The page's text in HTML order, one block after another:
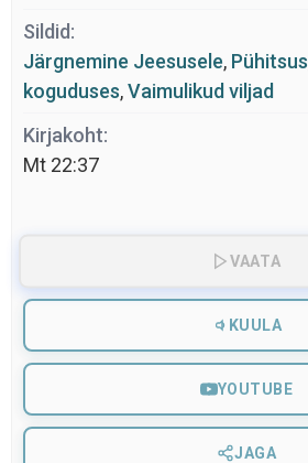
Sildid:
Järgnemine Jeesusele, Pühitsus
koguduses,Vaimulikud viljad
Kirjakoht:
Mt 22:37
VAATA
KUULA
YOUTUBE
JAGA